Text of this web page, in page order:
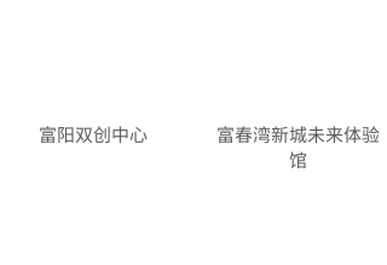
富阳双创中心
富春湾新城未来体验
馆